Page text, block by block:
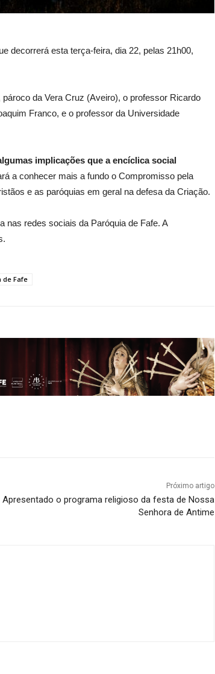
decorrerá esta terça-feira, dia 22, pelas 21h00,
da Vera Cruz (Aveiro), o professor Ricardo
Franco, e o professor da Universidade
implicações que a encíclica social
a conhecer mais a fundo o Compromisso pela
e as paróquias em geral na defesa da Criação.
nas redes sociais da Paróquia de Fafe. A
de Fafe
Próximo artigo
Apresentado o programa religioso da festa de Nossa
Senhora de Antime